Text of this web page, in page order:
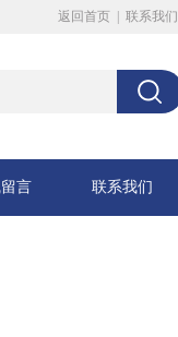
返回首页 联系我们
言 联系我们